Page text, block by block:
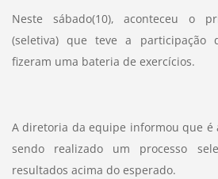
Neste sábado(10), aconteceu o
(seletiva) que teve a participação
fizeram uma bateria de exercícios.
A diretoria da equipe informou que é
sendo realizado um processo
resultados acima do esperado.